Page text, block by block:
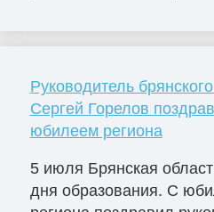
Руководитель
Сергей Горелов
юбилеем региона
5 июля Брянская
дня образования. С